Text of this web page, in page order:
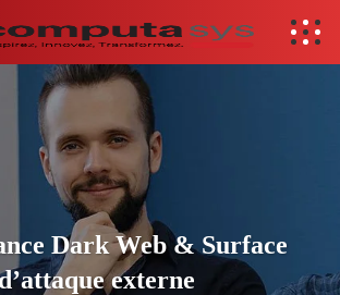
Dark Web & Surface
externe